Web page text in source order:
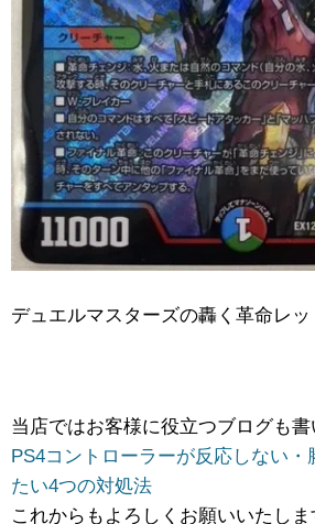
デュエルマスターズの轟く革命レッ
当店ではお客様に役立つブログも書
PS4コントローラーが反応しない・
たい4つの対処法
これからもよろしくお願いいたしま